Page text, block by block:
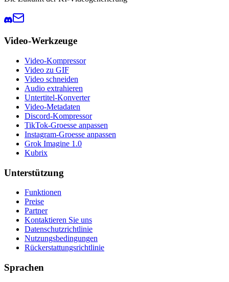
Video-Werkzeuge
Video-Kompressor
Video zu GIF
Video schneiden
Audio extrahieren
Untertitel-Konverter
Video-Metadaten
Discord-Kompressor
TikTok-Groesse anpassen
Instagram-Groesse anpassen
Grok Imagine 1.0
Kubrix
Unterstützung
Funktionen
Preise
Partner
Kontaktieren Sie uns
Datenschutzrichtlinie
Nutzungsbedingungen
Rückerstattungsrichtlinie
Sprachen